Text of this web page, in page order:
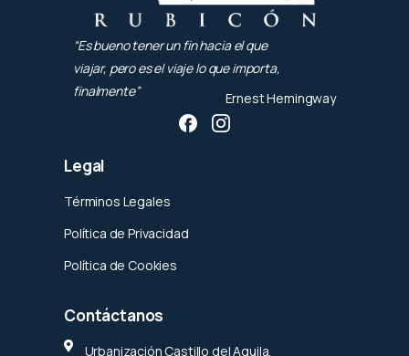
“Es bueno tener un fin hacia el que
viajar, pero es el viaje lo que importa,
finalmente”
Ernest Hemingway
Legal
Términos Legales
Política de Privacidad
Política de Cookies
Contáctanos
Urbanización Castillo del Aguila,